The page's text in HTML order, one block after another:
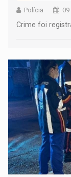
Polícia
Crime foi